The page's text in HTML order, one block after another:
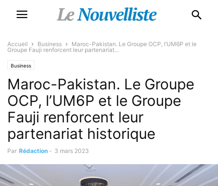
Accueil Business
Maroc-Pakistan. Le Groupe OCP, l’UM6P et le
Groupe Fauji renforcent leur partenariat...
Business
Maroc-Pakistan. Le Groupe
OCP, l’UM6P et le Groupe
Fauji renforcent leur
partenariat historique
Par Rédaction - 3 mars 2023